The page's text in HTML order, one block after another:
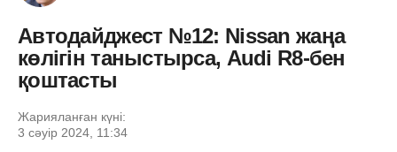
Автодайджест №12: Nissan жаңа
көлігін таныстырса, Audi R8-бен
қоштасты
Жарияланған күні:
3 сәуір 2024, 11:34